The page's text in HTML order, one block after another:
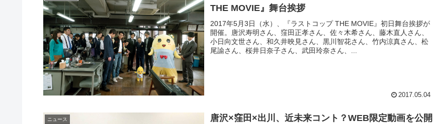
THE MOVIE』舞台挨拶
2017年5月3日（水）、『ラストコップ THE MOVIE』初日舞台挨拶が
開催。唐沢寿明さん、窪田正孝さん、佐々木希さん、藤木直人さん、
小日向文世さん、和久井映見さん、黒川智花さん、竹内涼真さん、松
尾諭さん、桜井日奈子さん、武田玲奈さん、...
2017.05.04
ニュース 唐沢×窪田×出川、近未来コント？WEB限定動画を公開